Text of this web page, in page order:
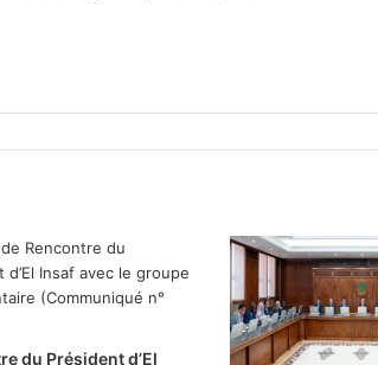
du Président d’El